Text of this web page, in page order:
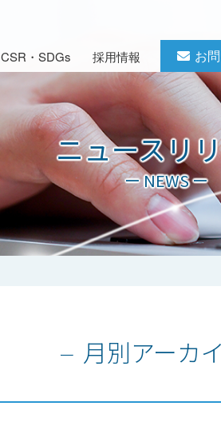
CSR・SDGs 採用情報 お
ニュースリ
ー NEWS ー
月別アーカ